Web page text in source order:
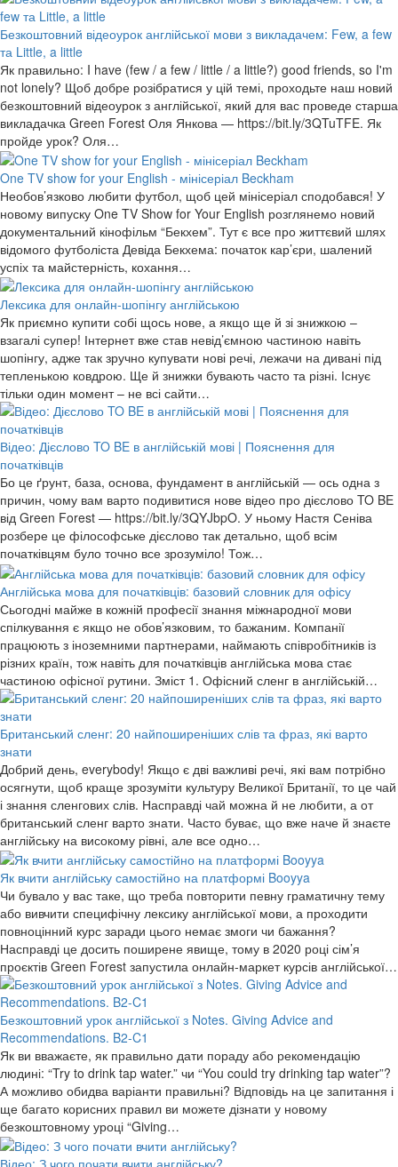
Безкоштовний відеоурок англійської мови з викладачем: Few, a few
та Little, a little
Як правильно: I have (few / a few / little / a little?) good friends, so I'm
not lonely? Щоб добре розібратися у цій темі, проходьте наш новий
безкоштовний відеоурок з англійської, який для вас проведе старша
викладачка Green Forest Оля Янкова — https://bit.ly/3QTuTFE. Як
пройде урок? Оля…
One TV show for your English - мінісеріал Beckham
Необов’язково любити футбол, щоб цей мінісеріал сподобався! У
новому випуску One TV Show for Your English розглянемо новий
документальний кінофільм “Бекхем”. Тут є все про життєвий шлях
відомого футболіста Девіда Бекхема: початок кар’єри, шалений
успіх та майстерність, кохання…
Лексика для онлайн-шопінгу англійською
Як приємно купити собі щось нове, а якщо ще й зі знижкою –
взагалі супер! Інтернет вже став невід’ємною частиною навіть
шопінгу, адже так зручно купувати нові речі, лежачи на дивані під
тепленькою ковдрою. Ще й знижки бувають часто та різні. Існує
тільки один момент – не всі сайти…
Відео: Дієслово TO BE в англійській мові | Пояснення для
початківців
Бо це ґрунт, база, основа, фундамент в англійській — ось одна з
причин, чому вам варто подивитися нове відео про дієслово TO BE
від Green Forest — https://bit.ly/3QYJbpO. У ньому Настя Сеніва
розбере це філософське дієслово так детально, щоб всім
початківцям було точно все зрозуміло! Тож…
Англійська мова для початківців: базовий словник для офісу
Сьогодні майже в кожній професії знання міжнародної мови
спілкування є якщо не обов’язковим, то бажаним. Компанії
працюють з іноземними партнерами, наймають співробітників із
різних країн, тож навіть для початківців англійська мова стає
частиною офісної рутини. Зміст 1. Офісний сленг в англійській…
Британський сленг: 20 найпоширеніших слів та фраз, які варто
знати
Добрий день, everybody! Якщо є дві важливі речі, які вам потрібно
осягнути, щоб краще зрозуміти культуру Великої Британії, то це чай
і знання сленгових слів. Насправді чай можна й не любити, а от
британський сленг варто знати. Часто буває, що вже наче й знаєте
англійську на високому рівні, але все одно…
Як вчити англійську самостійно на платформі Booyya
Чи бувало у вас таке, що треба повторити певну граматичну тему
або вивчити специфічну лексику англійської мови, а проходити
повноцінний курс заради цього немає змоги чи бажання?
Насправді це досить поширене явище, тому в 2020 році сім’я
проєктів Green Forest запустила онлайн-маркет курсів англійської…
Безкоштовний урок англійської з Notes. Giving Advice and
Recommendations. B2-C1
Як ви вважаєте, як правильно дати пораду або рекомендацію
людині: “Try to drink tap water.” чи “You could try drinking tap water”?
А можливо обидва варіанти правильні? Відповідь на це запитання і
ще багато корисних правил ви можете дізнати у новому
безкоштовному уроці “Giving…